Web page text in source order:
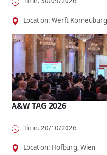
Location: Werft Korneuburg
A&W TAG 2026
Time: 20/10/2026
Location: Hofburg, Wien